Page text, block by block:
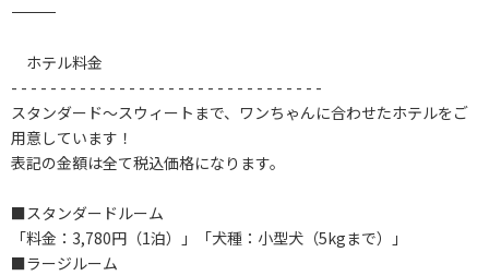
――――――――――――――――――――――――――――
ホテル料金
- - - - - - - - - - - - - - - - - - - - - - - - - - - - - - - -
スタンダード～スウィートまで、ワンちゃんに合わせたホテルをご
用意しています！
表記の金額は全て税込価格になります。
■スタンダードルーム
「料金：3,780円（1泊）」「犬種：小型犬（5kgまで）」
■ラージルーム